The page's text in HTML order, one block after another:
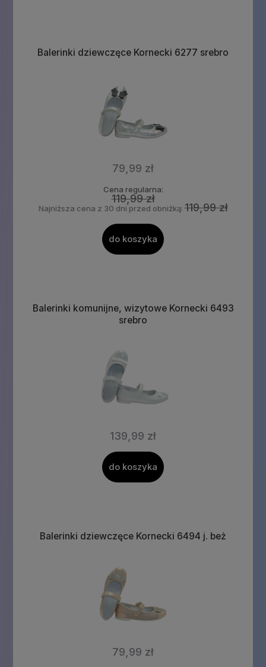
Balerinki dziewczęce Kornecki 6277 srebro
79,99 zł
Cena regularna:
119,99 zł
Najniższa cena z 30 dni przed obniżką:119,99 zł
do koszyka
Balerinki komunijne, wizytowe Kornecki 6493
srebro
139,99 zł
do koszyka
Balerinki dziewczęce Kornecki 6494 j. beż
79,99 zł